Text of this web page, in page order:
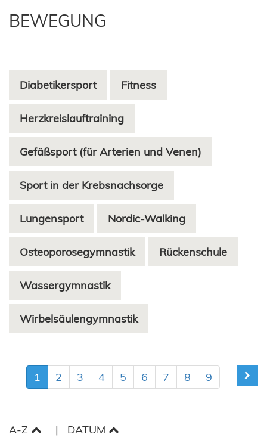
BEWEGUNG
Diabetikersport Fitness
Herzkreislauftraining
Gefäßsport (für Arterien und Venen)
Sport in der Krebsnachsorge
Lungensport Nordic-Walking
Osteoporosegymnastik Rückenschule
Wassergymnastik
Wirbelsäulengymnastik
1 2 3 4 5 6 7 8 9
A-Z DATUM